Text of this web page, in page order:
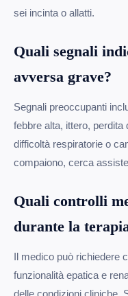
sei incinta o allatti.
Quali segnali
avversa grave?
Segnali preoccupanti
febbre alta, ittero,
difficoltà respiratorie o
compaiono, cerca
Quali controlli
durante la
Il medico può richiedere
funzionalità epatica e
delle condizioni cliniche.